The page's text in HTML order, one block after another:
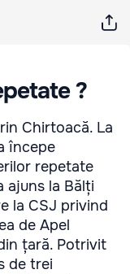
?
Chirtoacă. La
începe
repetate
ajuns la Bălți
la CSJ privind
de Apel
țară. Potrivit
de trei